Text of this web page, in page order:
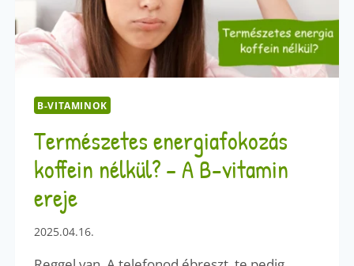
B-VITAMINOK
Természetes energiafokozás
koffein nélkül? – A B-vitamin
ereje
2025.04.16.